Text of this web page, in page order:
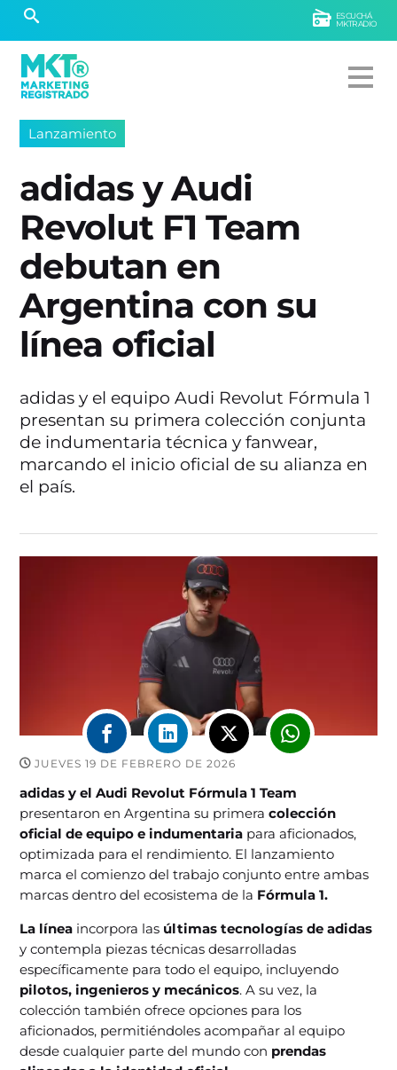
ESCUCHÁ
MKTRADIO
Lanzamiento
adidas y Audi
Revolut F1 Team
debutan en
Argentina con su
línea oficial
adidas y el equipo Audi Revolut Fórmula 1
presentan su primera colección conjunta
de indumentaria técnica y fanwear,
marcando el inicio oficial de su alianza en
el país.
JUEVES 19 DE FEBRERO DE 2026
adidas y el Audi Revolut Fórmula 1 Team
presentaron en Argentina su primeracolección
oficial de equipo e indumentaria para aficionados,
optimizada para el rendimiento. El lanzamiento
marca el comienzo del trabajo conjunto entre ambas
marcas dentro del ecosistema de la Fórmula 1.
La línea incorpora las últimas tecnologías de adidas
y contempla piezas técnicas desarrolladas
específicamente para todo el equipo, incluyendo
pilotos, ingenieros y mecánicos. A su vez, la
colección también ofrece opciones para los
aficionados, permitiéndoles acompañar al equipo
desde cualquier parte del mundo con prendas